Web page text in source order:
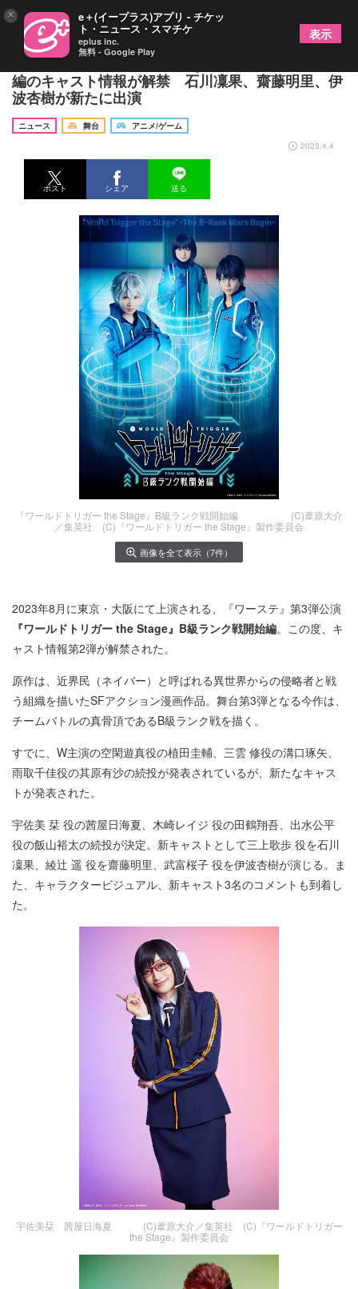
『ワールドトリガー the Stage』B級ランク戦開始
編のキャスト情報が解禁 石川凜果、齋藤明里、伊
波杏樹が新たに出演
ニュース 舞台
アニメ/ゲーム
2023.4.4
ポスト シェア 送る
『ワールドトリガー the Stage』B級ランク戦開始編 (C)葦原大介
／集英社 (C)『ワールドトリガー the Stage』製作委員会
画像を全て表示（7件）
2023年8月に東京・大阪にて上演される、『ワーステ』第3弾公演
『ワールドトリガー the Stage』B級ランク戦開始編。この度、キ
ャスト情報第2弾が解禁された。
原作は、近界民（ネイバー）と呼ばれる異世界からの侵略者と戦
う組織を描いたSFアクション漫画作品。舞台第3弾となる今作は、
チームバトルの真骨頂であるB級ランク戦を描く。
すでに、W主演の空閑遊真役の植田圭輔、三雲 修役の溝口琢矢、
雨取千佳役の其原有沙の続投が発表されているが、新たなキャス
トが発表された。
宇佐美 栞 役の茜屋日海夏、木崎レイジ 役の田鶴翔吾、出水公平
役の飯山裕太の続投が決定。新キャストとして三上歌歩 役を石川
凜果、綾辻 遥 役を齋藤明里、武富桜子 役を伊波杏樹が演じる。ま
た、キャラクタービジュアル、新キャスト3名のコメントも到着し
た。
宇佐美栞 茜屋日海夏 (C)葦原大介／集英社 (C)『ワールドトリガー
the Stage』製作委員会
× e＋(イープラス)アプリ - チケッ
ト・ニュース・スマチケ
eplus inc.
無料 - Google Play
表示